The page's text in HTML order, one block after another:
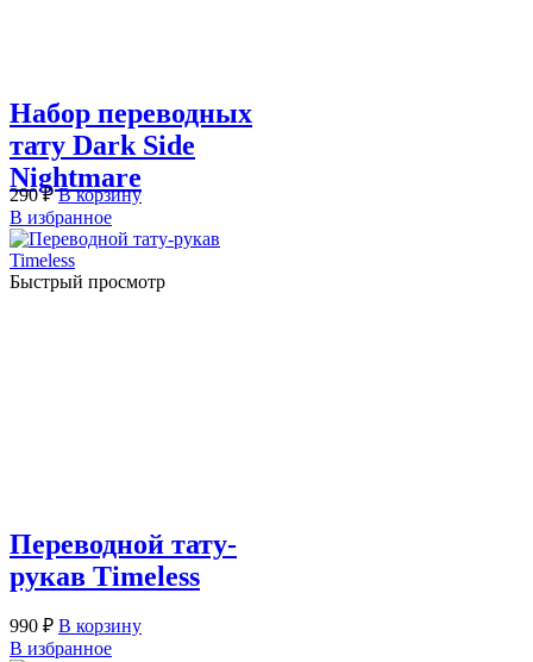
Набор переводных
тату Dark Side
Nightmare
290₽ В корзину
В избранное
Быстрый просмотр
Переводной тату-
рукав Timeless
990 ₽ В корзину
В избранное